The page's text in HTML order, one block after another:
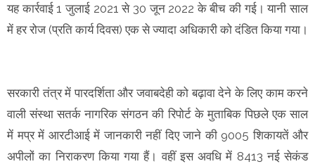
यह कार्रवाई 1 जुलाई 2021 से 30 जून 2022 के बीच की गई। यानी साल
में हर रोज (प्रति कार्य दिवस) एक से ज्यादा अधिकारी को दंडित किया गया।
सरकारी तंत्र में पारदर्शिता और जवाबदेही को बढ़ावा देने के लिए काम करने
वाली संस्था सतर्क नागरिक संगठन की रिपोर्ट के मुताबिक पिछले एक साल
में मप्र में आरटीआई में जानकारी नहीं दिए जाने की 9005 शिकायतें और
अपीलों का निराकरण किया गया हैं। वहीं इस अवधि में 8413 नई सेकंड